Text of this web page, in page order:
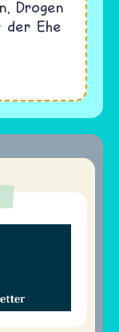
Drogen
der Ehe